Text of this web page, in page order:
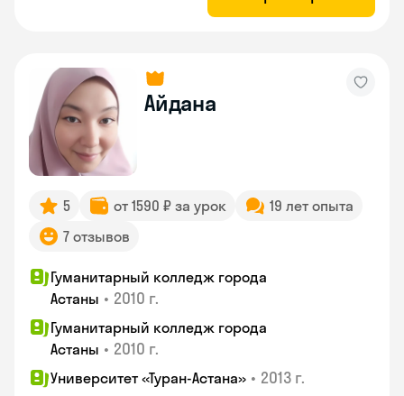
Айдана
5 от 1590 ₽ за урок
19 лет опыта
7 отзывов
Гуманитарный колледж города
Астаны • 2010 г.
Гуманитарный колледж города
Астаны • 2010 г.
Университет «Туран-Астана» • 2013 г.